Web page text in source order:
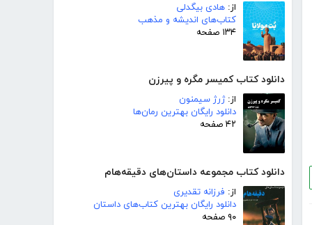
از: هادی بیگدلی
کتاب‌های اندیشه و مذهب
۱۳۴ صفحه
دانلود کتاب کمیسر مگره و پیرزن
از:ژرژ سیمنون
دانلود رایگان بهترین رمان‌ها
۴۲ صفحه
دانلود کتاب مجموعه داستان‌های دقیقه‌هام
از: فرزانه تقدیری
دانلود رایگان بهترین کتاب‌های داستان
۹۰ صفحه